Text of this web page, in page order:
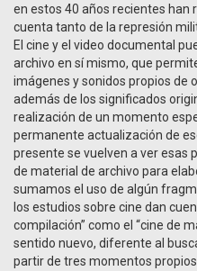
en estos 40 años recientes han
cuenta tanto de la represión
El cine y el video documental
archivo en sí mismo, que
imágenes y sonidos propios de
además de los significados
realización de un momento
permanente actualización de
presente se vuelven a ver esas
de material de archivo para
sumamos el uso de algún
los estudios sobre cine dan
compilación” como el “cine de
sentido nuevo, diferente al
partir de tres momentos